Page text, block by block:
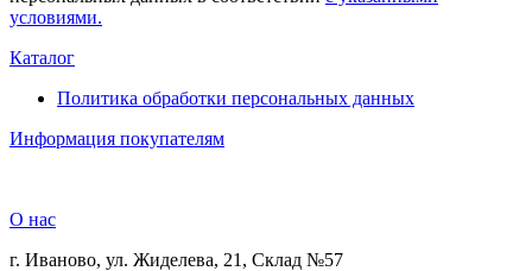
условиями.
Каталог
Политика обработки персональных данных
Информация покупателям
О нас
г. Иваново, ул. Жиделева, 21, Склад №57